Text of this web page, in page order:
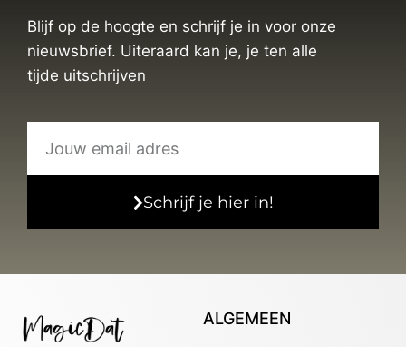
Blijf op de hoogte en schrijf je in voor onze
nieuwsbrief. Uiteraard kan je, je ten alle
tijde uitschrijven
Schrijf je hier in!
ALGEMEEN